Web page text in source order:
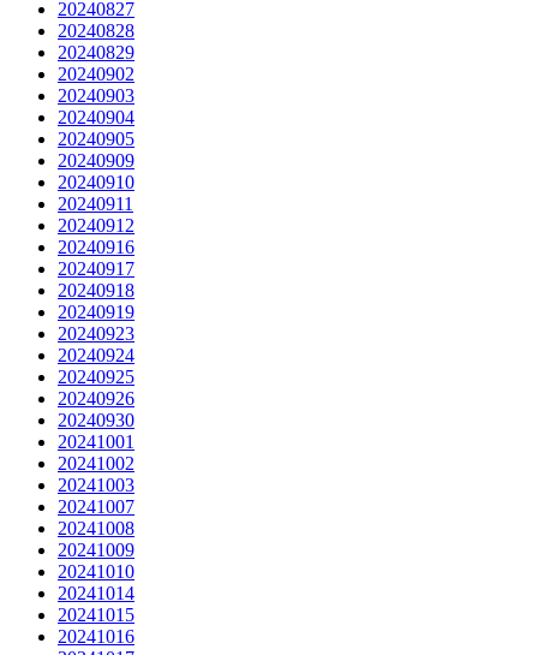
20240827
20240828
20240829
20240902
20240903
20240904
20240905
20240909
20240910
20240911
20240912
20240916
20240917
20240918
20240919
20240923
20240924
20240925
20240926
20240930
20241001
20241002
20241003
20241007
20241008
20241009
20241010
20241014
20241015
20241016